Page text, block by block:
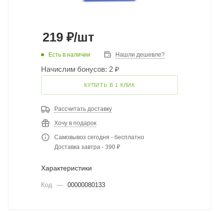
219 ₽/шт
Есть в наличии Нашли дешевле?
Начислим бонусов: 2 ₽
КУПИТЬ В 1 КЛИК
Рассчитать доставку
Хочу в подарок
Самовывоз сегодня - бесплатно
Доставка завтра - 390 ₽
Характеристики
Код — 00000080133